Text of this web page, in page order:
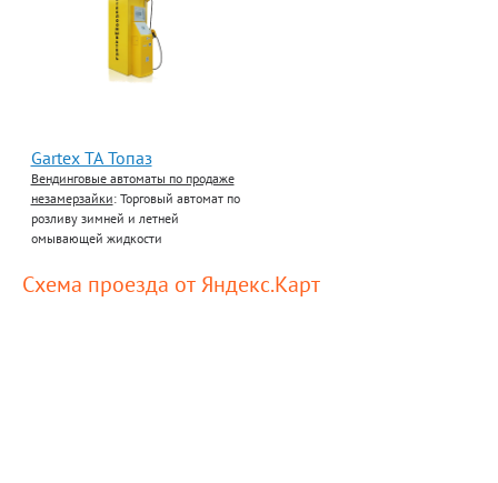
Gartex ТА Топаз
Вендинговые автоматы по продаже
незамерзайки: Торговый автомат по
розливу зимней и летней
омывающей жидкости
Схема проезда от Яндекс.Карт